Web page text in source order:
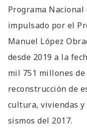
Programa Nacional
impulsado por el
Manuel López
desde 2019 a la
mil 751 millones de
reconstrucción de
cultura, viviendas
sismos del 2017.